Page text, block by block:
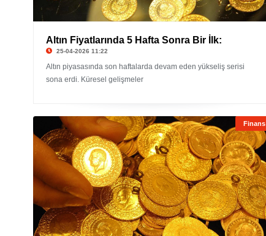
Altın Fiyatlarında 5 Hafta Sonra Bir İlk:
25-04-2026 11:22
Altın piyasasında son haftalarda devam eden yükseliş serisi
sona erdi. Küresel gelişmeler
Finans